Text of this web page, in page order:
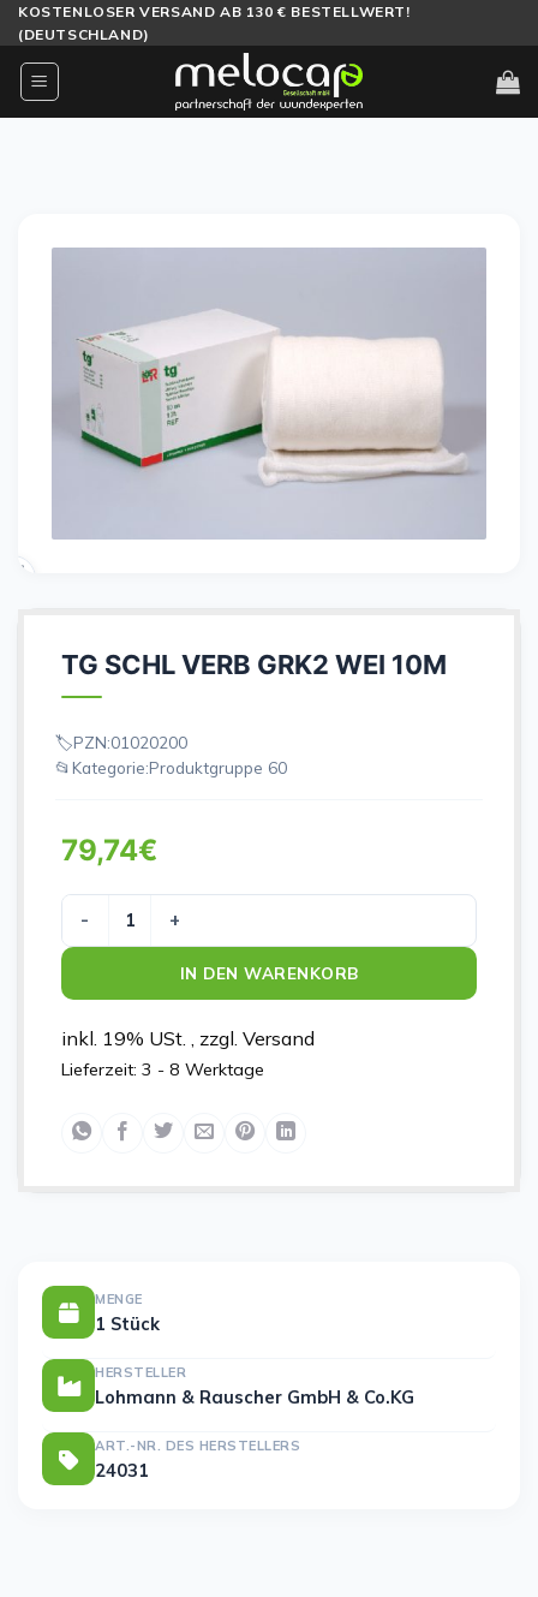
Zum
Inhalt
springen
KOSTENLOSER VERSAND AB 130 € BESTELLWERT!
(DEUTSCHLAND)
TG SCHL VERB GRK2 WEI 10M
PZN:01020200
Kategorie:Produktgruppe 60
79,74€
TG SCHL VERB GRK2 WEI 10M Menge
IN DEN WARENKORB
inkl. 19% USt. , zzgl. Versand
Lieferzeit: 3 - 8 Werktage
MENGE
1 Stück
HERSTELLER
Lohmann & Rauscher GmbH & Co.KG
ART.-NR. DES HERSTELLERS
24031